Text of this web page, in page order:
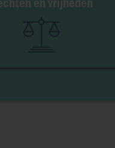
van geweten